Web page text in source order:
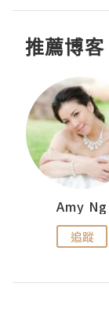
推薦博客
Amy Ng
追蹤